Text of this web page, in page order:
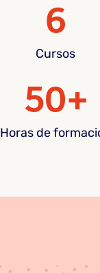
6
Cursos
50+
Horas de